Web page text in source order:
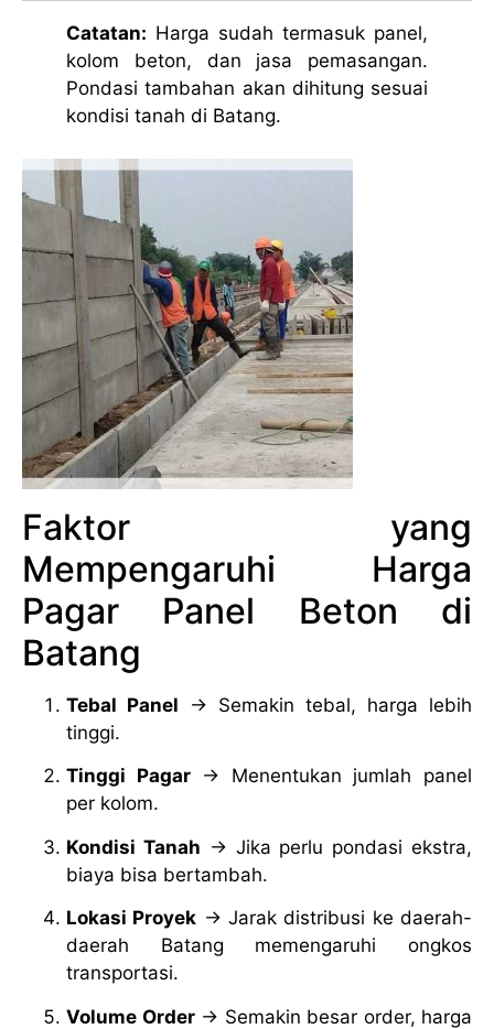
Catatan: Harga sudah termasuk panel,
kolom beton, dan jasa pemasangan.
Pondasi tambahan akan dihitung sesuai
kondisi tanah di Batang.
Faktor yang
Mempengaruhi Harga
Pagar Panel Beton di
Batang
Tebal Panel → Semakin tebal, harga lebih
tinggi.
Tinggi Pagar→ Menentukan jumlah panel
per kolom.
Kondisi Tanah → Jika perlu pondasi ekstra,
biaya bisa bertambah.
Lokasi Proyek → Jarak distribusi ke daerah-
daerah Batang memengaruhi ongkos
transportasi.
Volume Order→ Semakin besar order, harga